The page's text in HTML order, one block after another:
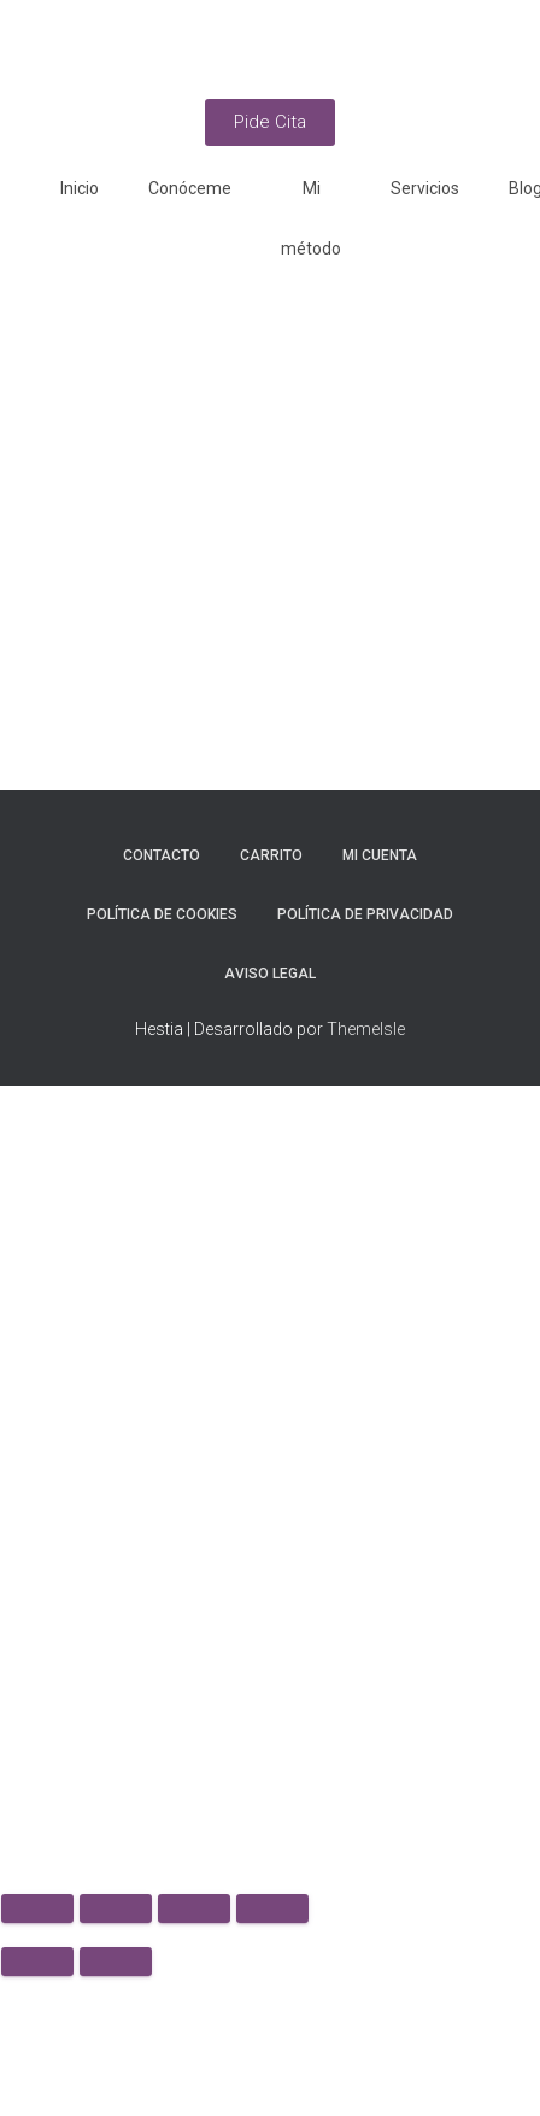
Pide Cita
Inicio Conóceme Mi
método
Servicios
CONTACTO CARRITO MI CUENTA
POLÍTICA DE COOKIES POLÍTICA DE PRIVACIDAD
AVISO LEGAL
Hestia | Desarrollado porThemeIsle